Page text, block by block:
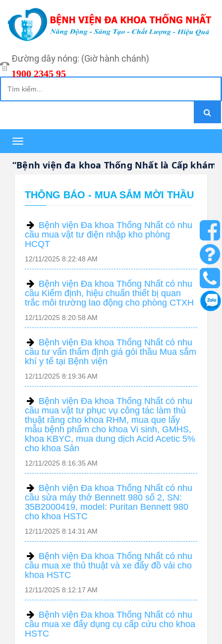
Đường dây nóng: (Giờ hành chánh)
1900 2345 95
Toggle
navigation
viện đa khoa Thống Nhất là Cấp khám
THÔNG BÁO - MUA SẮM MỜI THẦU
Bệnh viện Đa khoa Thống Nhất có nhu
cầu mua vật tư điện nhập kho phòng
HCQT
12/11/2025 8:22:48 AM
Bệnh viện Đa khoa Thống Nhất có nhu
cầu Kiểm định, hiệu chuẩn thiết bị quan
trắc môi trường lao động cho phòng CTXH
12/11/2025 8:20:58 AM
Bệnh viện Đa khoa Thống Nhất có nhu
cầu tư vấn thẩm định giá gói thầu Mua sắm
khí y tế tại Bệnh viện
12/11/2025 8:19:36 AM
Bệnh viện Đa khoa Thống Nhất có nhu
cầu mua vật tư phục vụ công tác làm thủ
thuật răng cho khoa RHM, mua que lấy
mẫu bệnh phẩm cho khoa Vi sinh, GMHS,
khoa KBYC, mua dung dịch Acid Acetic 5%
cho khoa Sản
12/11/2025 8:16:35 AM
Bệnh viện Đa khoa Thống Nhất có nhu
cầu sửa máy thở Bennett 980 số 2, SN:
35B2000419, model: Puritan Bennett 980
cho khoa HSTC
12/11/2025 8:14:31 AM
Bệnh viện Đa khoa Thống Nhất có nhu
cầu mua xe thủ thuật và xe đẩy đồ vải cho
khoa HSTC
12/11/2025 8:12:17 AM
Bệnh viện Đa khoa Thống Nhất có nhu
cầu mua xe đẩy dụng cụ cấp cứu cho khoa
HSTC